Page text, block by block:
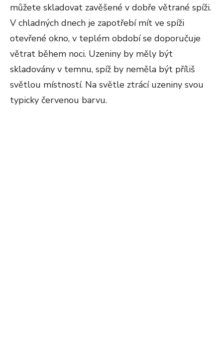
můžete skladovat zavěšené v dobře větrané spíži.
V chladných dnech je zapotřebí mít ve spíži
otevřené okno, v teplém období se doporučuje
větrat během noci. Uzeniny by měly být
skladovány v temnu, spíž by neměla být příliš
světlou místností. Na světle ztrácí uzeniny svou
typicky červenou barvu.